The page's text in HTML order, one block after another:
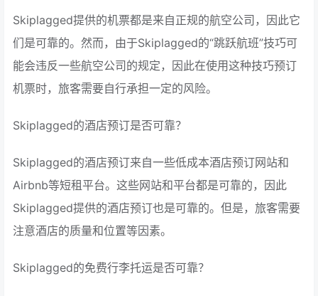
Skiplagged提供的机票都是来自正规的航空公司，因此它
们是可靠的。然而，由于Skiplagged的“跳跃航班”技巧可
能会违反一些航空公司的规定，因此在使用这种技巧预订
机票时，旅客需要自行承担一定的风险。
Skiplagged的酒店预订是否可靠？
Skiplagged的酒店预订来自一些低成本酒店预订网站和
Airbnb等短租平台。这些网站和平台都是可靠的，因此
Skiplagged提供的酒店预订也是可靠的。但是，旅客需要
注意酒店的质量和位置等因素。
Skiplagged的免费行李托运是否可靠？